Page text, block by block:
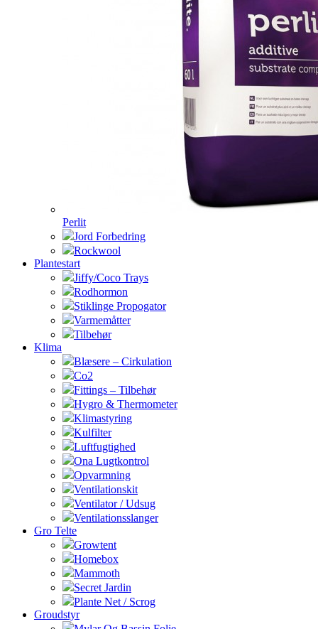
Perlit
Jord Forbedring
Rockwool
Plantestart
Jiffy/Coco Trays
Rodhormon
Stiklinge Propogator
Varmemåtter
Tilbehør
Klima
Blæsere – Cirkulation
Co2
Fittings – Tilbehør
Hygro & Thermometer
Klimastyring
Kulfilter
Luftfugtighed
Ona Lugtkontrol
Opvarmning
Ventilationskit
Ventilator / Udsug
Ventilationsslanger
Gro Telte
Growtent
Homebox
Mammoth
Secret Jardin
Plante Net / Scrog
Groudstyr